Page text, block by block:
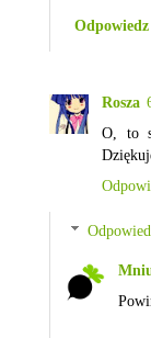
Odpowiedz
Rosza
O, to